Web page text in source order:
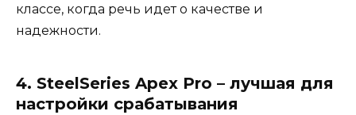
классе, когда речь идет о качестве и
надежности.
4. SteelSeries Apex Pro – лучшая для
настройки срабатывания